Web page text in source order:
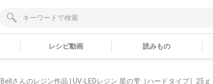
レシピ動画 読みもの
Bellさんのレジン作品 | UV-LEDレジン 星の雫［ハードタイプ］25ｇ